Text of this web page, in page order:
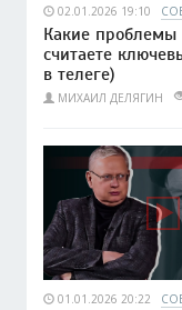
02.01.2026 19:10
Какие проблемы
считаете
в телеге)
МИХАИЛ ДЕЛЯГИН
01.01.2026 20:22